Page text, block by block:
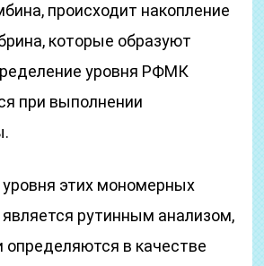
происходит накопление
которые образуют
уровня РФМК
при выполнении
этих мономерных
рутинным анализом,
определяются в качестве